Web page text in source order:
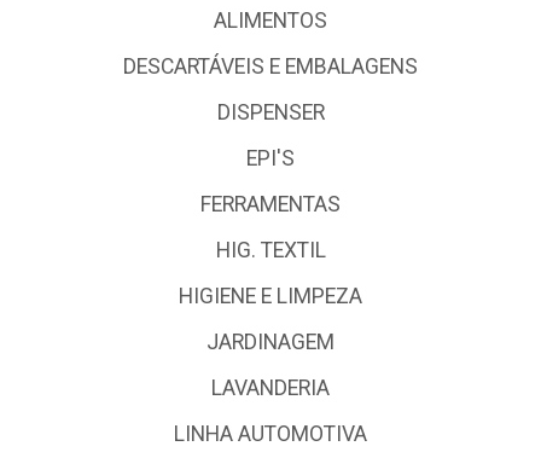
ALIMENTOS
DESCARTÁVEIS E EMBALAGENS
DISPENSER
EPI'S
FERRAMENTAS
HIG. TEXTIL
HIGIENE E LIMPEZA
JARDINAGEM
LAVANDERIA
LINHA AUTOMOTIVA